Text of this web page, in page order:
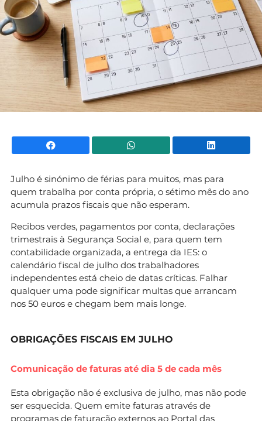
Facebook WhatsApp
Julho é sinónimo de férias para muitos, mas para
quem trabalha por conta própria, o sétimo mês do ano
acumula prazos fiscais que não esperam.
Recibos verdes, pagamentos por conta, declarações
trimestrais à Segurança Social e, para quem tem
contabilidade organizada, a entrega da IES: o
calendário fiscal de julho dos trabalhadores
independentes está cheio de datas críticas. Falhar
qualquer uma pode significar multas que arrancam
nos 50 euros e chegam bem mais longe.
OBRIGAÇÕES FISCAIS EM JULHO
Comunicação de faturas até dia 5 de cada mês
Esta obrigação não é exclusiva de julho, mas não pode
ser esquecida. Quem emite faturas através de
programas de faturação externos ao Portal das